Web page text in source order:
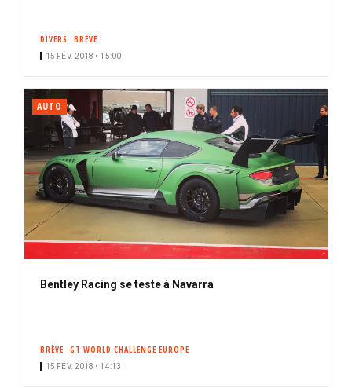
DIVERS BRÈVE
15 FÉV. 2018 • 15:00
AUTO
Bentley Racing se teste à Navarra
BRÈVE GT WORLD CHALLENGE EUROPE
15 FÉV. 2018 • 14:13